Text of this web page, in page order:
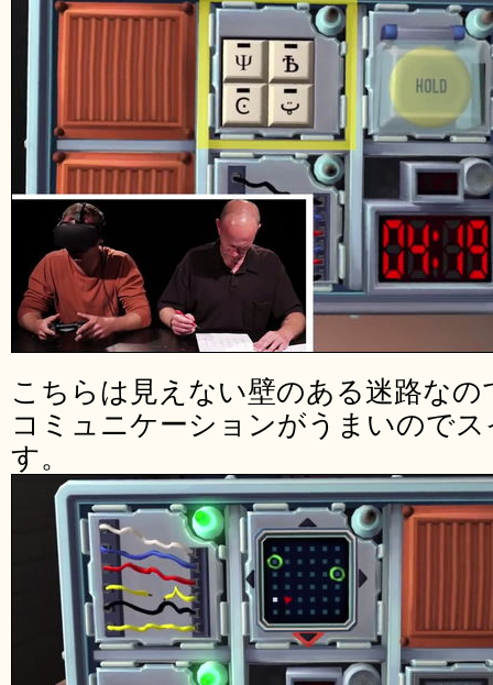
こちらは見えない壁のある迷路な
コミュニケーションがうまいので
す。